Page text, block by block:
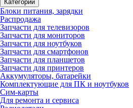
Категории
Блоки питания, зарядки
Распродажа
Запчасти для телевизоров
Запчасти для мониторов
Запчасти для ноутбуков
Запчасти для смартфонов
Запчасти для планшетов
Запчасти для принтеров
Аккумуляторы, батарейки
Комплектующие для ПК и ноутбуков
Сим-карты
Для ремонта и сервиса